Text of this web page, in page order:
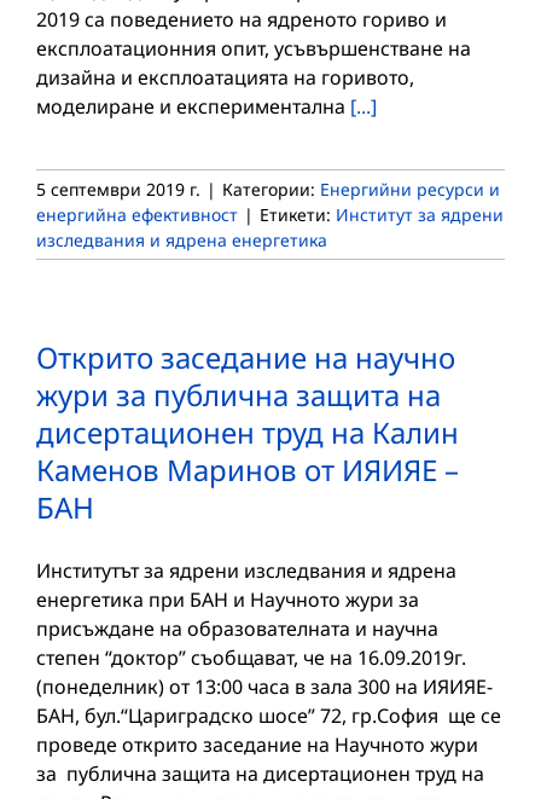
2019 са поведението на ядреното гориво и
експлоатационния опит, усъвършенстване на
дизайна и експлоатацията на горивото,
моделиране и експериментална [...]
5 септември 2019 г. | Категории: Енергийни ресурси и
енергийна ефективност | Етикети: Институт за ядрени
изследвания и ядрена енергетика
Открито заседание на научно
жури за публична защита на
дисертационен труд на Калин
Каменов Маринов от ИЯИЯЕ –
БАН
Институтът за ядрени изследвания и ядрена
енергетика при БАН и Научното жури за
присъждане на образователната и научна
степен “доктор” съобщават, че на 16.09.2019г.
(понеделник) от 13:00 часа в зала 300 на ИЯИЯЕ-
БАН, бул.“Цариградско шосе” 72, гр.София ще се
проведе открито заседание на Научното жури
за публична защита на дисертационен труд на